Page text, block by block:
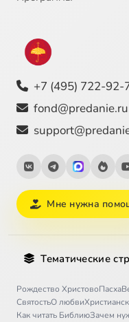
+7 (495) 722-92-
fond@predanie.ru
Мне нужна
Тематические
Рождество ХристовоПасха
СвятостьО любви
Как читать БиблиюЗачем